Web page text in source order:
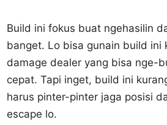
Build ini fokus buat ngehasilin
banget. Lo bisa gunain build ini
damage dealer yang bisa nge-
cepat. Tapi inget, build ini
harus pinter-pinter jaga posisi
escape lo.